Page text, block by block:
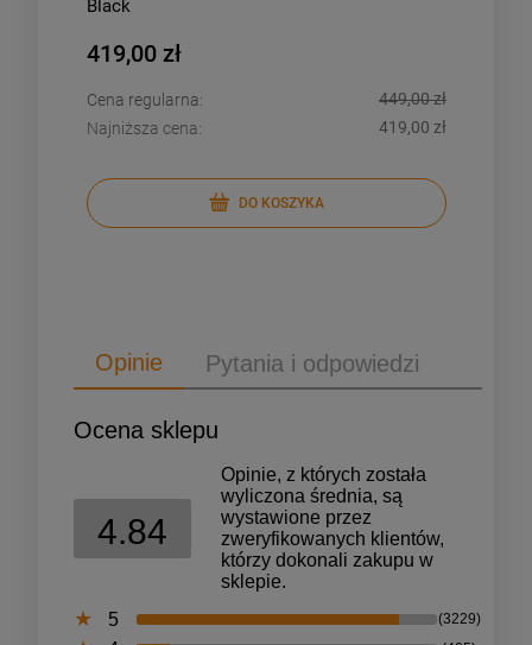
449,00 zł
419,00 zł
DO KOSZYKA
Cena regularna:
Najniższa cena:
DO KOSZYKA
Opinie Pytania i odpowiedzi
Ocena sklepu
4.84
Opinie, z których została
wyliczona średnia, są
wystawione przez
zweryfikowanych klientów,
którzy dokonali zakupu w
sklepie.
5
(3229)